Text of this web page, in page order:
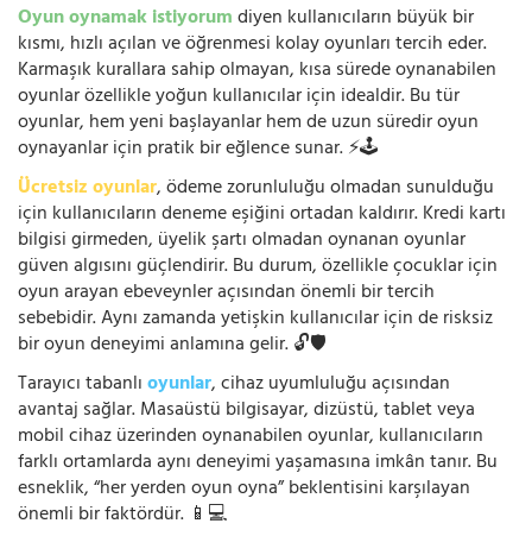
Oyun oynamak istiyorumdiyen kullanıcıların büyük bir
kısmı, hızlı açılan ve öğrenmesi kolay oyunları tercih eder.
Karmaşık kurallara sahip olmayan, kısa sürede oynanabilen
oyunlar özellikle yoğun kullanıcılar için idealdir. Bu tür
oyunlar, hem yeni başlayanlar hem de uzun süredir oyun
oynayanlar için pratik bir eğlence sunar. ⚡🕹️
Ücretsiz oyunlar, ödeme zorunluluğu olmadan sunulduğu
için kullanıcıların deneme eşiğini ortadan kaldırır. Kredi kartı
bilgisi girmeden, üyelik şartı olmadan oynanan oyunlar
güven algısını güçlendirir. Bu durum, özellikle çocuklar için
oyun arayan ebeveynler açısından önemli bir tercih
sebebidir. Aynı zamanda yetişkin kullanıcılar için de risksiz
bir oyun deneyimi anlamına gelir. 🔓🛡️
Tarayıcı tabanlıoyunlar, cihaz uyumluluğu açısından
avantaj sağlar. Masaüstü bilgisayar, dizüstü, tablet veya
mobil cihaz üzerinden oynanabilen oyunlar, kullanıcıların
farklı ortamlarda aynı deneyimi yaşamasına imkân tanır. Bu
esneklik, “her yerden oyun oyna” beklentisini karşılayan
önemli bir faktördür. 📱💻